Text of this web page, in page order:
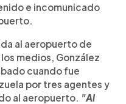
e incomunicado
al aeropuerto de
medios, González
cuando fue
por tres agentes y
al aeropuerto. "Al